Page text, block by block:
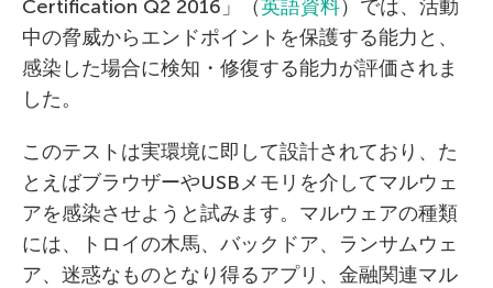
Certification Q2 2016」（英語資料）では、活動
中の脅威からエンドポイントを保護する能力と、
感染した場合に検知・修復する能力が評価されま
した。
このテストは実環境に即して設計されており、た
とえばブラウザーやUSBメモリを介してマルウェ
アを感染させようと試みます。マルウェアの種類
には、トロイの木馬、バックドア、ランサムウェ
ア、迷惑なものとなり得るアプリ、金融関連マル